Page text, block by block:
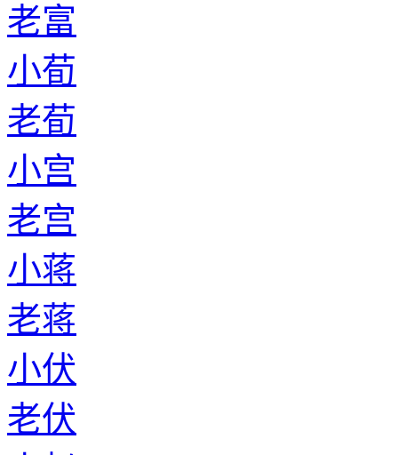
老富
小荀
老荀
小宫
老宫
小蒋
老蒋
小伏
老伏